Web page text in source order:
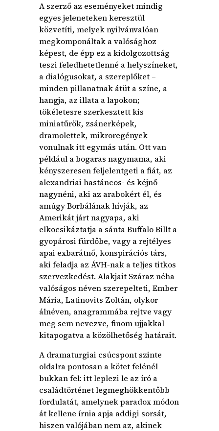
A szerző az eseményeket mindig
egyes jeleneteken keresztül
közvetíti, melyek nyilvánvalóan
megkomponáltak a valósághoz
képest, de épp ez a kidolgozottság
teszi feledhetetlenné a helyszíneket,
a dialógusokat, a szereplőket –
minden pillanatnak átüt a színe, a
hangja, az illata a lapokon;
tökéletesre szerkesztett kis
miniatűrök, zsánerképek,
dramolettek, mikroregények
vonulnak itt egymás után. Ott van
például a bogaras nagymama, aki
kényszeresen feljelentgeti a fiát, az
alexandriai hastáncos- és kéjnő
nagynéni, aki az arabokért él, és
amúgy Borbálának hívják, az
Amerikát járt nagyapa, aki
elkocsikáztatja a sánta Buffalo Billt a
gyopárosi fürdőbe, vagy a rejtélyes
apai exbarátnő, konspirációs társ,
aki feladja az ÁVH-nak a teljes titkos
szervezkedést. Alakjait Száraz néha
valóságos néven szerepelteti, Ember
Mária, Latinovits Zoltán, olykor
álnéven, anagrammába rejtve vagy
meg sem nevezve, finom ujjakkal
kitapogatva a közölhetőség határait.
A dramaturgiai csúcspont szinte
oldalra pontosan a kötet felénél
bukkan fel: itt leplezi le az író a
családtörténet legmeghökkentőbb
fordulatát, amelynek paradox módon
át kellene írnia apja addigi sorsát,
hiszen valójában nem az, akinek